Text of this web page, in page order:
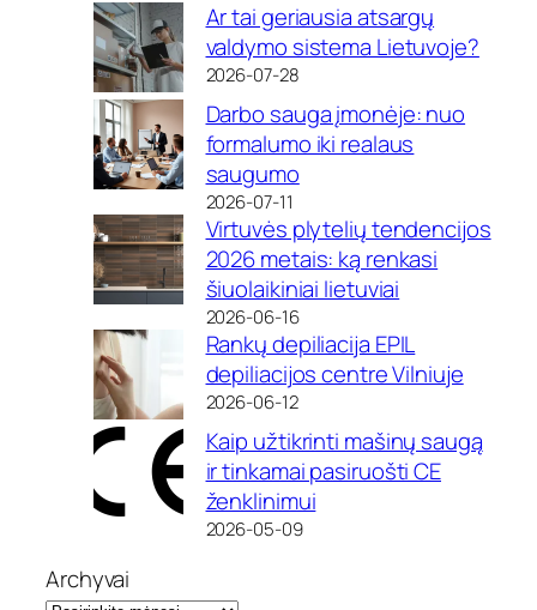
Ar tai geriausia atsargų
valdymo sistema Lietuvoje?
2026-07-28
Darbo sauga įmonėje: nuo
formalumo iki realaus
saugumo
2026-07-11
Virtuvės plytelių tendencijos
2026 metais: ką renkasi
šiuolaikiniai lietuviai
2026-06-16
Rankų depiliacija EPIL
depiliacijos centre Vilniuje
2026-06-12
Kaip užtikrinti mašinų saugą
ir tinkamai pasiruošti CE
ženklinimui
2026-05-09
Archyvai